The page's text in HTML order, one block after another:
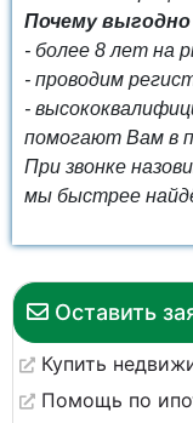
Оставить
Купить
Помощь по
Почему
- более 8 лет на
- проводим
-
помогают Вам в
При звонке
мы быстрее